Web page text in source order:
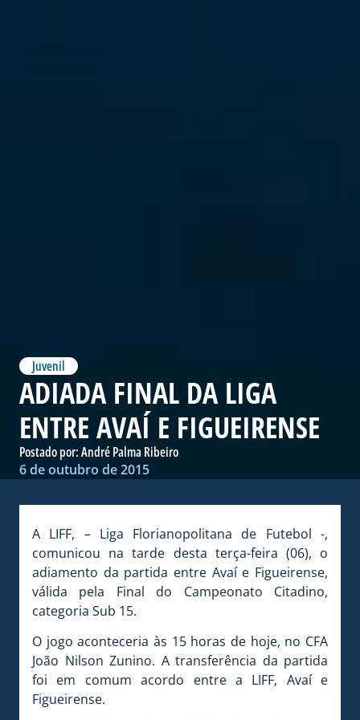
Juvenil
ADIADA FINAL DA LIGA
ENTRE AVAÍ E FIGUEIRENSE
Postado por:André Palma Ribeiro
6 de outubro de 2015
A LIFF, – Liga Florianopolitana de Futebol -,
comunicou na tarde desta terça-feira (06), o
adiamento da partida entre Avaí e Figueirense,
válida pela Final do Campeonato Citadino,
categoria Sub 15.
O jogo aconteceria às 15 horas de hoje, no CFA
João Nilson Zunino. A transferência da partida
foi em comum acordo entre a LIFF, Avaí e
Figueirense.